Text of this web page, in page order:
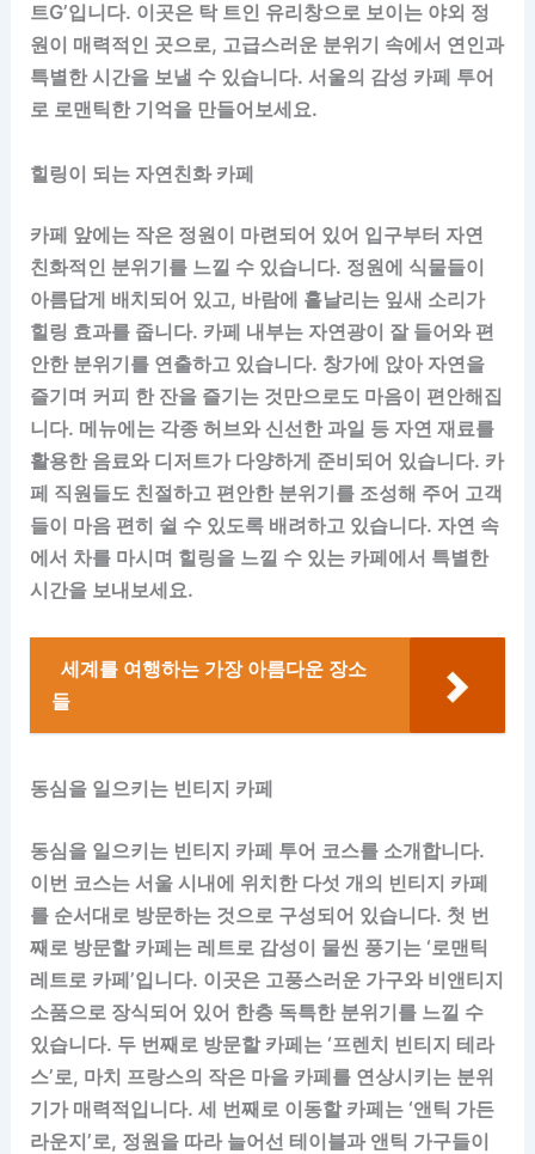
트G’입니다. 이곳은 탁 트인 유리창으로 보이는 야외 정
원이 매력적인 곳으로, 고급스러운 분위기 속에서 연인과
특별한 시간을 보낼 수 있습니다. 서울의 감성 카페 투어
로 로맨틱한 기억을 만들어보세요.
힐링이 되는 자연친화 카페
카페 앞에는 작은 정원이 마련되어 있어 입구부터 자연
친화적인 분위기를 느낄 수 있습니다. 정원에 식물들이
아름답게 배치되어 있고, 바람에 흩날리는 잎새 소리가
힐링 효과를 줍니다. 카페 내부는 자연광이 잘 들어와 편
안한 분위기를 연출하고 있습니다. 창가에 앉아 자연을
즐기며 커피 한 잔을 즐기는 것만으로도 마음이 편안해집
니다. 메뉴에는 각종 허브와 신선한 과일 등 자연 재료를
활용한 음료와 디저트가 다양하게 준비되어 있습니다. 카
페 직원들도 친절하고 편안한 분위기를 조성해 주어 고객
들이 마음 편히 쉴 수 있도록 배려하고 있습니다. 자연 속
에서 차를 마시며 힐링을 느낄 수 있는 카페에서 특별한
시간을 보내보세요.
세계를 여행하는 가장 아름다운 장소
들
동심을 일으키는 빈티지 카페
동심을 일으키는 빈티지 카페 투어 코스를 소개합니다.
이번 코스는 서울 시내에 위치한 다섯 개의 빈티지 카페
를 순서대로 방문하는 것으로 구성되어 있습니다. 첫 번
째로 방문할 카페는 레트로 감성이 물씬 풍기는 ‘로맨틱
레트로 카페’입니다. 이곳은 고풍스러운 가구와 비앤티지
소품으로 장식되어 있어 한층 독특한 분위기를 느낄 수
있습니다. 두 번째로 방문할 카페는 ‘프렌치 빈티지 테라
스’로, 마치 프랑스의 작은 마을 카페를 연상시키는 분위
기가 매력적입니다. 세 번째로 이동할 카페는 ‘앤틱 가든
라운지’로, 정원을 따라 늘어선 테이블과 앤틱 가구들이